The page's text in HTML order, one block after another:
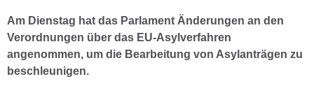
Am Dienstag hat das Parlament Änderungen an den
Verordnungen über das EU-Asylverfahren
angenommen, um die Bearbeitung von Asylanträgen zu
beschleunigen.